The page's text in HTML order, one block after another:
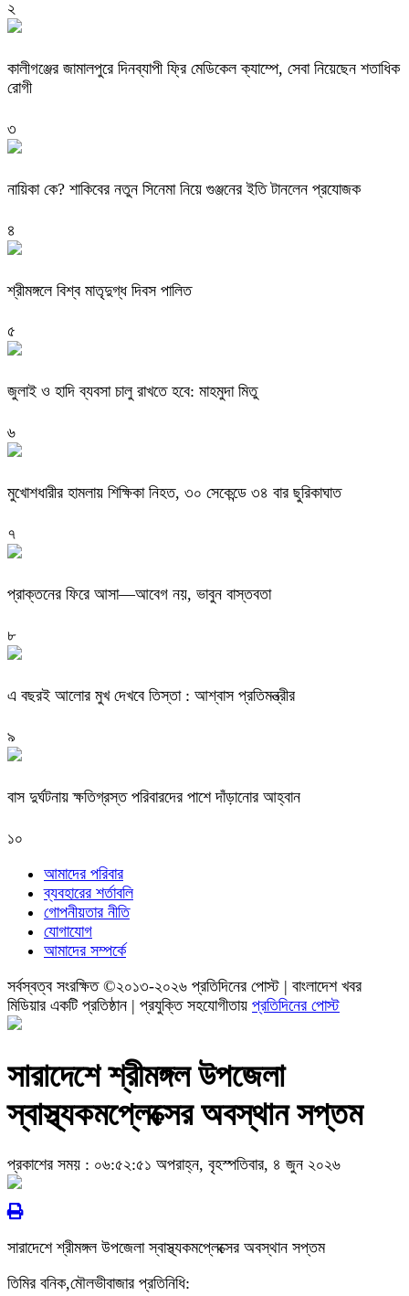
২
কালীগঞ্জের জামালপুরে দিনব্যাপী ফ্রি মেডিকেল ক্যাম্পে, সেবা নিয়েছেন শতাধিক
রোগী
৩
নায়িকা কে? শাকিবের নতুন সিনেমা নিয়ে গুঞ্জনের ইতি টানলেন প্রযোজক
৪
শ্রীমঙ্গলে বিশ্ব মাতৃদুগ্ধ দিবস পালিত
৫
জুলাই ও হাদি ব্যবসা চালু রাখতে হবে: মাহমুদা মিতু
৬
মুখোশধারীর হামলায় শিক্ষিকা নিহত, ৩০ সেকেন্ডে ৩৪ বার ছুরিকাঘাত
৭
প্রাক্তনের ফিরে আসা—আবেগ নয়, ভাবুন বাস্তবতা
৮
এ বছরই আলোর মুখ দেখবে তিস্তা : আশ্বাস প্রতিমন্ত্রীর
৯
বাস দুর্ঘটনায় ক্ষতিগ্রস্ত পরিবারদের পাশে দাঁড়ানোর আহ্বান
১০
আমাদের পরিবার
ব্যবহারের শর্তাবলি
গোপনীয়তার নীতি
যোগাযোগ
আমাদের সম্পর্কে
সর্বস্বত্ব সংরক্ষিত ©২০১৩-২০২৬ প্রতিদিনের পোস্ট | বাংলাদেশ খবর
মিডিয়ার একটি প্রতিষ্ঠান | প্রযুক্তি সহযোগীতায় প্রতিদিনের পোস্ট
সারাদেশে শ্রীমঙ্গল উপজেলা
স্বাস্থ্যকমপ্লেক্সের অবস্থান সপ্তম
প্রকাশের সময় : ০৬:৫২:৫১ অপরাহ্ন, বৃহস্পতিবার, ৪ জুন ২০২৬
সারাদেশে শ্রীমঙ্গল উপজেলা স্বাস্থ্যকমপ্লেক্সের অবস্থান সপ্তম
তিমির বনিক,মৌলভীবাজার প্রতিনিধি: